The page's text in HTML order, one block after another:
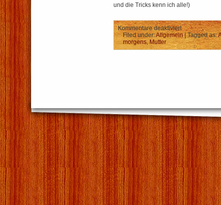
und die Tricks kenn ich alle!)
Kommentare deaktiviertfür
Die
Jeden-
Tag-
Filed under:Allgemein| Tagged as:
morgens, Mutter